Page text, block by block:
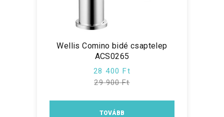
Wellis Comino bidé csaptelep
ACS0265
28 400 Ft
29 900 Ft
TOVÁBB